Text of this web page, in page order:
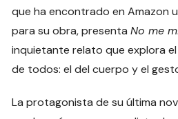
que ha encontrado en Amazon
para su obra, presentaNo me
inquietante relato que explora el
de todos: el del cuerpo y el
La protagonista de su última